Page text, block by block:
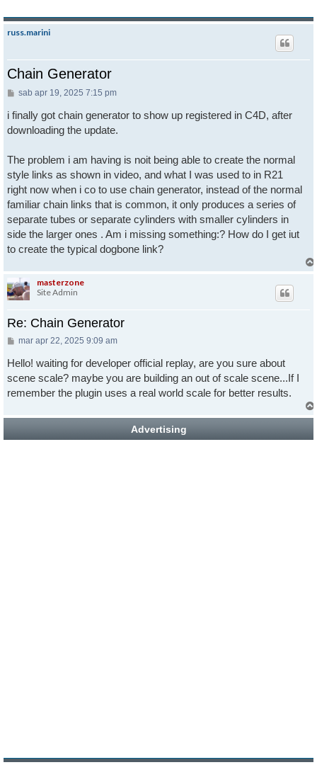
russ.marini
Chain Generator
Messaggio
sab apr 19, 2025 7:15 pm
i finally got chain generator to show up registered in C4D, after
downloading the update.
The problem i am having is noit being able to create the normal
style links as shown in video, and what I was used to in R21
right now when i co to use chain generator, instead of the normal
familiar chain links that is common, it only produces a series of
separate tubes or separate cylinders with smaller cylinders in
side the larger ones . Am i missing something:? How do I get iut
to create the typical dogbone link?
masterzone
Site Admin
Re: Chain Generator
Messaggio
mar apr 22, 2025 9:09 am
Hello! waiting for developer official replay, are you sure about
scene scale? maybe you are building an out of scale scene...If I
remember the plugin uses a real world scale for better results.
Advertising